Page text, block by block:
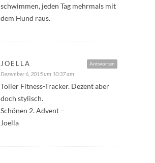
schwimmen, jeden Tag mehrmals mit
dem Hund raus.
Antworten
JOELLA
Dezember 6, 2015 um 10:37 am
Toller Fitness-Tracker. Dezent aber
doch stylisch.
Schönen 2. Advent –
Joella